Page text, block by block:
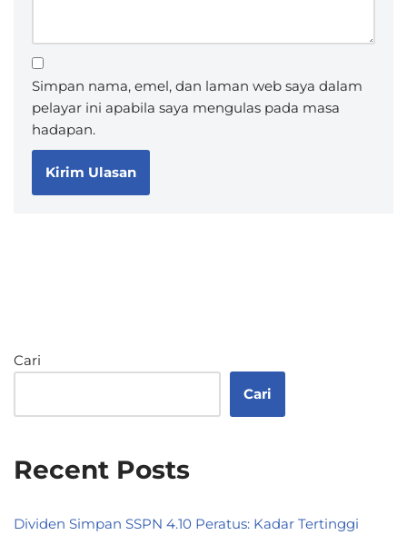
Simpan nama, emel, dan laman web saya dalam
pelayar ini apabila saya mengulas pada masa
hadapan.
Cari
Cari
Recent Posts
Dividen Simpan SSPN 4.10 Peratus: Kadar Tertinggi